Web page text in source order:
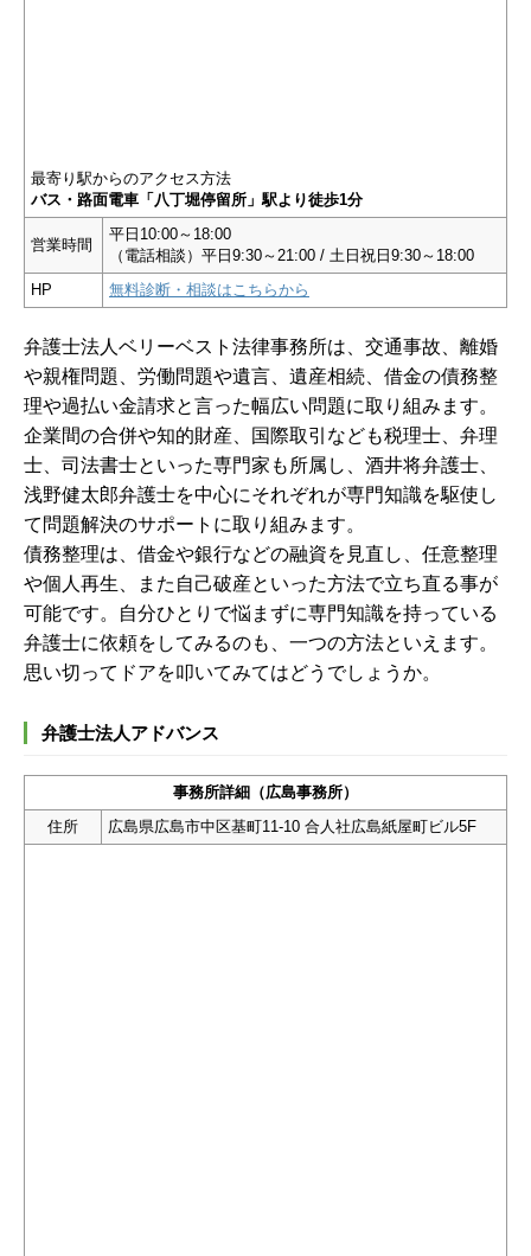
最寄り駅からのアクセス方法
バス・路面電車「八丁堀停留所」駅より徒歩1分
営業時間
平日10:00～18:00
（電話相談）平日9:30～21:00 / 土日祝日9:30～18:00
HP
無料診断・相談はこちらから
弁護士法人ベリーベスト法律事務所は、交通事故、離婚
や親権問題、労働問題や遺言、遺産相続、借金の債務整
理や過払い金請求と言った幅広い問題に取り組みます。
企業間の合併や知的財産、国際取引なども税理士、弁理
士、司法書士といった専門家も所属し、酒井将弁護士、
浅野健太郎弁護士を中心にそれぞれが専門知識を駆使し
て問題解決のサポートに取り組みます。
債務整理は、借金や銀行などの融資を見直し、任意整理
や個人再生、また自己破産といった方法で立ち直る事が
可能です。自分ひとりで悩まずに専門知識を持っている
弁護士に依頼をしてみるのも、一つの方法といえます。
思い切ってドアを叩いてみてはどうでしょうか。
弁護士法人アドバンス
事務所詳細（広島事務所）
住所
広島県広島市中区基町11-10 合人社広島紙屋町ビル5F